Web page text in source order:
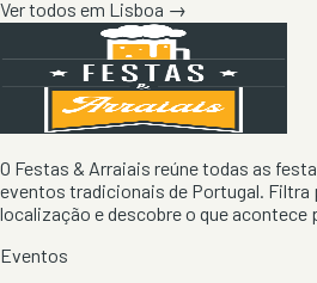
Ver todos em Lisboa →
O Festas & Arraiais reúne todas as
eventos tradicionais de Portugal.
localização e descobre o que acontece
Eventos